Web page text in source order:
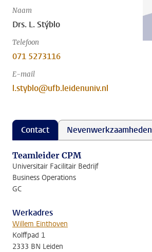
Naam
Drs. L. Stýblo
Telefoon
071 5273116
E-mail
l.styblo@ufb.leidenuniv.nl
Contact Nevenwerkzaamheden
Teamleider CPM
Universitair Facilitair Bedrijf
Business Operations
GC
Werkadres
Willem Einthoven
Kolffpad 1
2333 BN Leiden